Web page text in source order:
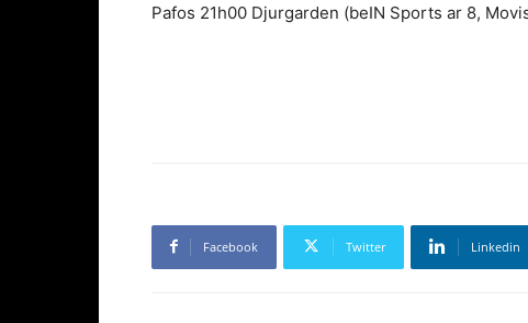
Pafos 21h00 Djurgarden (beIN Sports ar 8,
Facebook Twitter Linkedin